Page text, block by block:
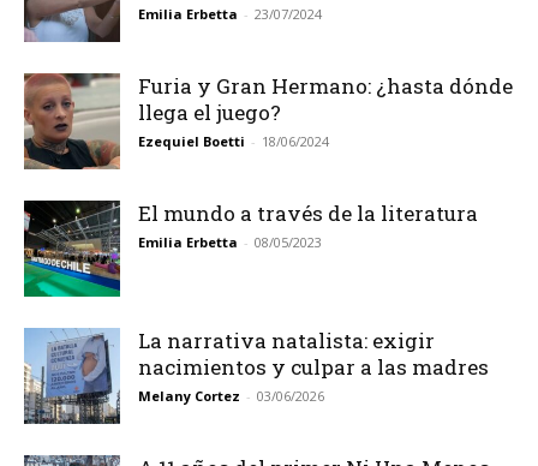
Emilia Erbetta - 23/07/2024
Furia y Gran Hermano: ¿hasta dónde
llega el juego?
Ezequiel Boetti - 18/06/2024
El mundo a través de la literatura
Emilia Erbetta - 08/05/2023
La narrativa natalista: exigir
nacimientos y culpar a las madres
Melany Cortez - 03/06/2026